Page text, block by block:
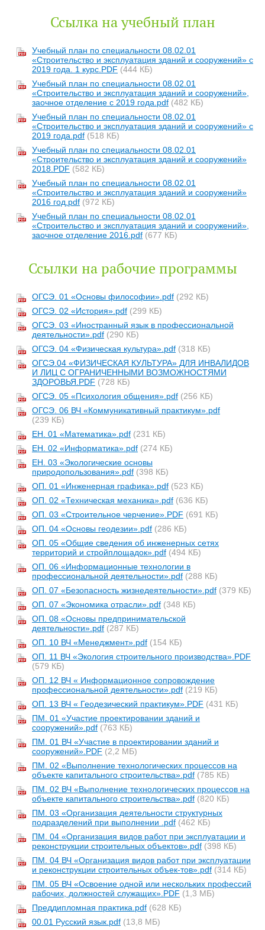
Ссылка на учебный план
Учебный план по специальности 08.02.01
«Строительство и эксплуатация зданий и сооружений» с
2019 года. 1 курс.PDF (444 КБ)
Учебный план по специальности 08.02.01
«Строительство и эксплуатация зданий и сооружений»,
заочное отделение с 2019 года.pdf (482 КБ)
Учебный план по специальности 08.02.01
«Строительство и эксплуатация зданий и сооружений» с
2019 года.pdf (518 КБ)
Учебный план по специальности 08.02.01
«Строительство и эксплуатация зданий и сооружений»
2018.PDF (582 КБ)
Учебный план по специальности 08.02.01
«Строительство и эксплуатация зданий и сооружений»
2016 год.pdf (972 КБ)
Учебный план по специальности 08.02.01
«Строительство и эксплуатация зданий и сооружений»,
заочное отделение 2016.pdf (677 КБ)
Ссылки на рабочие программы
ОГСЭ. 01 «Основы философии».pdf (292 КБ)
ОГСЭ. 02 «История».pdf (299 КБ)
ОГСЭ. 03 «Иностранный язык в профессиональной
деятельности».pdf (290 КБ)
ОГСЭ. 04 «Физическая культура».pdf (318 КБ)
ОГСЭ.04 «ФИЗИЧЕСКАЯ КУЛЬТУРА» ДЛЯ ИНВАЛИДОВ
И ЛИЦ С ОГРАНИЧЕННЫМИ ВОЗМОЖНОСТЯМИ
ЗДОРОВЬЯ.PDF (728 КБ)
ОГСЭ. 05 «Психология общения».pdf (256 КБ)
ОГСЭ. 06 ВЧ «Коммуникативный практикум».pdf
(239 КБ)
ЕН. 01 «Математика».pdf (231 КБ)
ЕН. 02 «Информатика».pdf (274 КБ)
ЕН. 03 «Экологические основы
природопользования».pdf (398 КБ)
ОП. 01 «Инженерная графика».pdf (523 КБ)
ОП. 02 «Техническая механика».pdf (636 КБ)
ОП. 03 «Строительное черчение».PDF (691 КБ)
ОП. 04 «Основы геодезии».pdf (286 КБ)
ОП. 05 «Общие сведения об инженерных сетях
территорий и стройплощадок».pdf (494 КБ)
ОП. 06 «Информационные технологии в
профессиональной деятельности».pdf (288 КБ)
ОП. 07 «Безопасность жизнедеятельности».pdf (379 КБ)
ОП. 07 «Экономика отрасли».pdf (348 КБ)
ОП. 08 «Основы предпринимательской
деятельности».pdf (287 КБ)
ОП. 10 ВЧ «Менеджмент».pdf (154 КБ)
ОП. 11 ВЧ «Экология строительного производства».PDF
(579 КБ)
ОП. 12 ВЧ « Информационное сопровождение
профессиональной деятельности».pdf (219 КБ)
ОП. 13 ВЧ « Геодезический практикум».PDF (431 КБ)
ПМ. 01 «Участие проектировании зданий и
сооружений».pdf (763 КБ)
ПМ. 01 ВЧ «Участие в проектировании зданий и
сооружений».PDF (2,2 МБ)
ПМ. 02 «Выполнение технологических процессов на
объекте капитального строительства».pdf (785 КБ)
ПМ. 02 ВЧ «Выполнение технологических процессов на
объекте капитального строительства».pdf (820 КБ)
ПМ. 03 «Организация деятельности структурных
подразделений при выполнении .pdf (462 КБ)
ПМ. 04 «Организация видов работ при эксплуатации и
реконструкции строительных объектов».pdf (398 КБ)
ПМ. 04 ВЧ «Организация видов работ при эксплуатации
и реконструкции строительных объек-тов».pdf (314 КБ)
ПМ. 05 ВЧ «Освоение одной или нескольких профессий
рабочих, должностей служащих».PDF (1,3 МБ)
Преддипломная практика.pdf (628 КБ)
00.01 Русский язык.pdf (13,8 МБ)